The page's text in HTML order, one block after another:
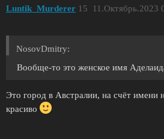
Luntik_Murderer 11.Октябрь.2023
15
NosovDmitry:
Вообще-то это женское имя
Это город в Австралии, на счёт имени
красиво